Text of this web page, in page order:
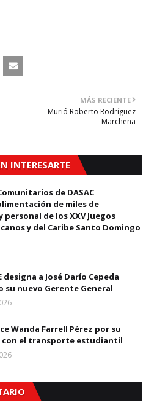
MÁS RECIENTE
Murió Roberto Rodríguez
Marchena
INTERESARTE
de DASAC
de miles de
de los XXV Juegos
y del Caribe Santo Domingo
designa a José Darío Cepeda
su nuevo Gerente General
Wanda Farrell Pérez por su
con el transporte estudiantil